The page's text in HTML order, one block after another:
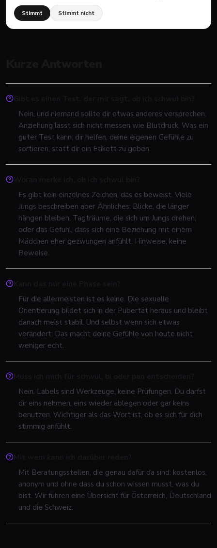
Stimmt Stimmt nicht
Nein, und niemand sollte dir etwas anderes versprechen.
Anziehung lässt sich nicht messen wie Blutdruck. Was ein
guter Test kann: dir helfen, deine eigenen Gefühle zu
sortieren, statt dir ein Etikett zu geben.
Es gibt kein einzelnes Zeichen, das es beweist. Viele
Jungs beschreiben aber Ähnliches: Blicke, die länger
hängen bleiben, Tagträume, die sich um Jungs drehen,
oder das Gefühl, dass sich eine Beziehung mit einem
Mädchen eher gezwungen anfühlt. Hinweise, keine
Beweise.
Für die allermeisten ist es keine. Die sexuelle
Orientierung bildet sich in der Pubertät heraus und bleibt
danach meist stabil. Und selbst wenn sich etwas
verändert: Das macht deine Gefühle von heute nicht
weniger echt.
Nein. Labels sind Werkzeuge, keine Prüfungen. Du darfst
dir eins nehmen, eins wieder ablegen oder gar keins
benutzen. Wichtiger als das Wort ist, ob es sich für dich
stimmig anfühlt.
Mit Beratungsstellen, die genau dafür da sind: kostenlos,
anonym und ohne dass du schon wissen musst, was du
bist. Wir führen eine Übersicht für Österreich, Deutschland
und die Schweiz.